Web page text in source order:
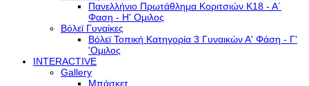
Πανελλήνιο Πρωτάθλημα Κοριτσιών Κ18 - Α΄
Φαση - H' Ομιλος
Βόλεϊ Γυναίκες
Βόλεϊ Τοπική Κατηγορία 3 Γυναικών Α' Φάση - Γ'
'Ομιλος
INTERACTIVE
Gallery
Μπάσκετ